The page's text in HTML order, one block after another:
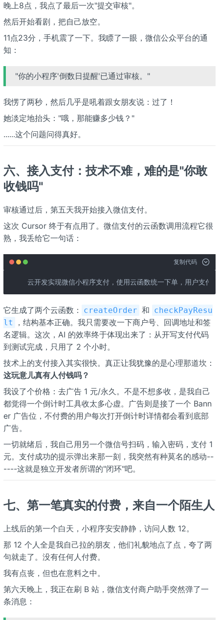
晚上8点，我点了最后一次"提交审核"。
然后开始看剧，把自己放空。
11点23分，手机震了一下。我瞟了一眼，微信公众平台的通
知：
"你的小程序'倒数日提醒'已通过审核。"
我愣了两秒，然后几乎是吼着跟女朋友说：过了！
她淡定地抬头："哦，那能赚多少钱？"
......这个问题问得真好。
六、接入支付：技术不难，难的是"你敢
收钱吗"
审核通过后，第五天我开始接入微信支付。
这次 Cursor 终于有点用了。微信支付的云函数调用流程它很
熟，我丢给它一句话：
复制代码
云开发实现微信小程序支付，使用云函数统一下单，用户支付1
它生成了两个云函数： createOrder 和 checkPayResu
lt
，结构基本正确。我只需要改一下商户号、回调地址和签
名逻辑。这次，AI 的效率终于体现出来了：从开写支付代码
到测试完成，只用了 2 个小时。
技术上的支付接入其实很快。真正让我犹豫的是心理那道坎：
这玩意儿真有人付钱吗？
我设了个价格：去广告 1 元/永久。不是不想多收，是我自己
都觉得一个倒计时工具收太多心虚。广告则是接了一个 Bann
er 广告位，不付费的用户每次打开倒计时详情都会看到底部
广告。
一切就绪后，我自己用另一个微信号扫码，输入密码，支付 1
元。支付成功的提示弹出来那一刻，我突然有种莫名的感动--
----这就是独立开发者所谓的"闭环"吧。
七、第一笔真实的付费，来自一个陌生人
上线后的第一个白天，小程序安安静静，访问人数 12。
那 12 个人全是我自己拉的朋友，他们礼貌地点了点，夸了两
句就走了。没有任何人付费。
我有点丧，但也在意料之中。
第六天晚上，我正在刷 B 站，微信支付商户助手突然弹了一
条消息：